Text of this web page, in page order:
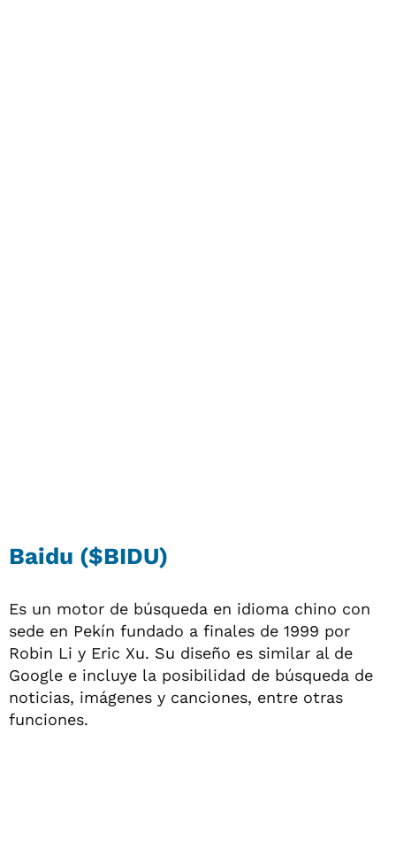
Baidu ($BIDU)
Es un motor de búsqueda en idioma chino con
sede en Pekín fundado a finales de 1999 por
Robin Li y Eric Xu. Su diseño es similar al de
Google e incluye la posibilidad de búsqueda de
noticias, imágenes y canciones, entre otras
funciones.